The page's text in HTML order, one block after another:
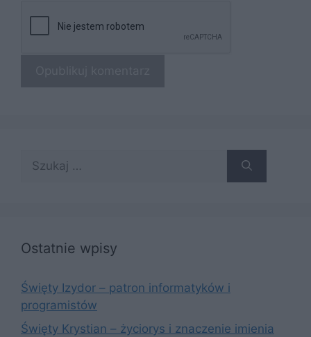
Ostatnie wpisy
Święty Izydor – patron informatyków i
programistów
Święty Krystian – życiorys i znaczenie imienia